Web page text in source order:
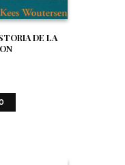
DE LA